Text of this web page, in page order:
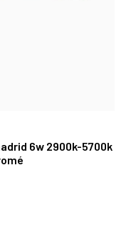
6w 2900k-5700k